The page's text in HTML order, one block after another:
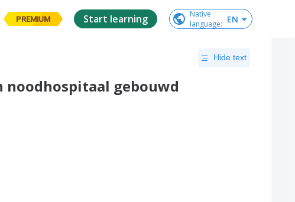
PREMIUM Start learning
Native
language: EN
Hide text
noodhospitaal gebouwd